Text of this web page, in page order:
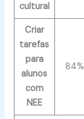
cultural
Criar
tarefas
para
alunos
com
NEE
84%